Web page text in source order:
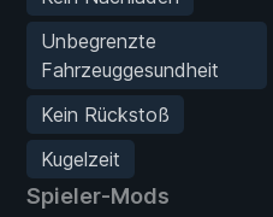
Unbegrenzte
Fahrzeuggesundheit
Kein Rückstoß
Kugelzeit
Spieler-Mods